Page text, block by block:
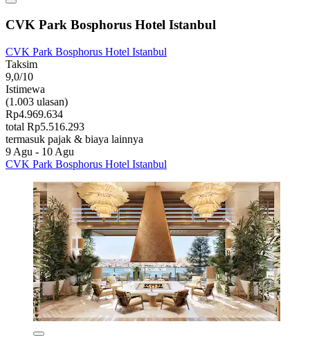
CVK Park Bosphorus Hotel Istanbul
CVK Park Bosphorus Hotel Istanbul
Taksim
9,0/10
Istimewa
(1.003 ulasan)
Rp4.969.634
total Rp5.516.293
termasuk pajak & biaya lainnya
9 Agu - 10 Agu
CVK Park Bosphorus Hotel Istanbul